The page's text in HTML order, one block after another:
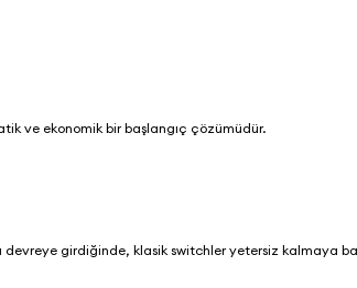
ve ekonomik bir başlangıç çözümüdür.
girdiğinde, klasik switchler yetersiz kalmaya